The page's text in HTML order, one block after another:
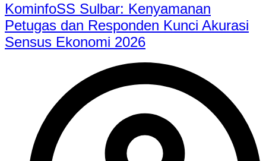
KominfoSS Sulbar: Kenyamanan
Petugas dan Responden Kunci Akurasi
Sensus Ekonomi 2026